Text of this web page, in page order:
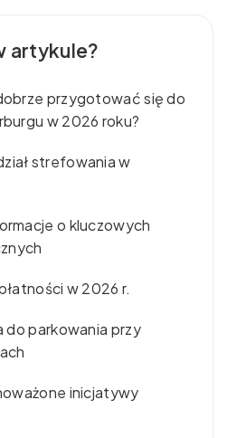
artykule?
przygotować się do
w 2026 roku?
strefowania w
o kluczowych
w 2026 r.
do parkowania przy
inicjatywy